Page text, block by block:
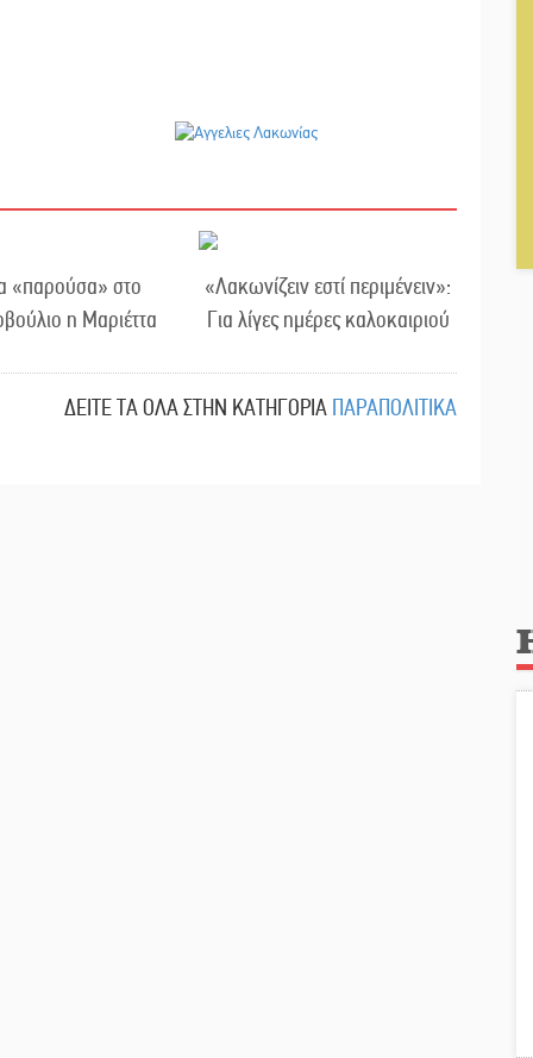
«παρούσα» στο
η Μαριέττα
«Λακωνίζειν εστί περιμένειν»:
Για λίγες ημέρες καλοκαιριού
ΔΕΙΤΕ ΤΑ ΟΛΑ ΣΤΗΝ ΚΑΤΗΓΟΡΙΑ ΠΑΡΑΠΟΛΙΤΙΚΑ